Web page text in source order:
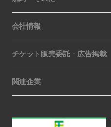
会社情報
チケット販売委託・広告掲載
関連企業